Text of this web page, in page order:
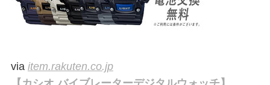
via item.rakuten.co.jp